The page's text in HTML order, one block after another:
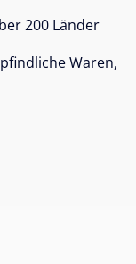
200 Länder
Waren,